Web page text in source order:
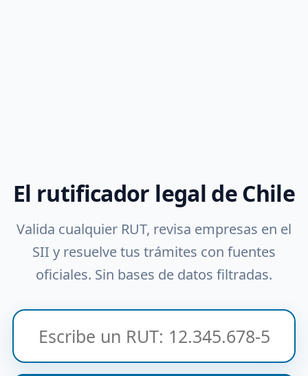
El rutificador legal de Chile
Valida cualquier RUT, revisa empresas en el
SII y resuelve tus trámites con fuentes
oficiales. Sin bases de datos filtradas.